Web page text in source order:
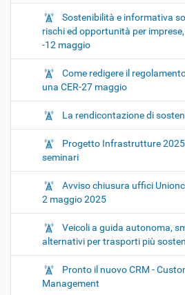
Sostenibilità e informativa
rischi ed opportunità per
-12 maggio
Come redigere il
una CER-27 maggio
La rendicontazione di
Progetto Infrastrutture
seminari
Avviso chiusura uffici
2 maggio 2025
Veicoli a guida autonoma,
alternativi per trasporti più
Pronto il nuovo CRM -
Management